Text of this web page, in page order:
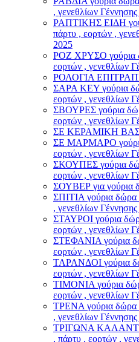
, γενεθλίων
ΡΑΠΤΙΚΗΣ ΕΙΔΗ
πάρτυ , εορτών ,
2025
ΡΟΖ ΧΡΥΣΟ γούρια
εορτών , γενεθλίων
ΡΟΛΟΓΙΑ
ΣΑΡΑ ΚΕΥ γούρια
εορτών , γενεθλίων
ΣΒΟΥΡΕΣ γούρια
εορτών , γενεθλίων
ΣΕ ΚΕΡΑΜΙΚΗ
ΣΕ ΜΑΡΜΑΡΟ γούρια
εορτών , γενεθλίων
ΣΚΟΥΠΕΣ γούρια
εορτών , γενεθλίων
ΣΟΥΒΕΡ για γούρια
ΣΠΙΤΙΑ γούρια δώρα
, γενεθλίων
ΣΤΑΥΡΟI γούρια
εορτών , γενεθλίων
ΣΤΕΦΑΝΙΑ γούρια
εορτών , γενεθλίων
ΤΑΡΑΝΔΟΙ γούρια
εορτών , γενεθλίων
ΤΙΜΟΝΙA γούρια
εορτών , γενεθλίων
ΤΡΕΝΑ γούρια δώρα
, γενεθλίων
ΤΡΙΓΩΝΑ ΚΑΛΑΝΤΩΝ
, πάρτυ , εορτών ,